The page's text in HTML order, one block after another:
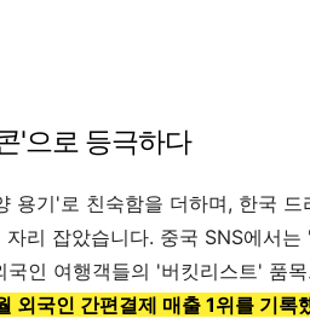
'으로 등극하다
용기'로 친숙함을 더하며, 한국 드
리 잡았습니다. 중국 SNS에서는
인 여행객들의 '버킷리스트' 품
외국인 간편결제 매출 1위를 기록